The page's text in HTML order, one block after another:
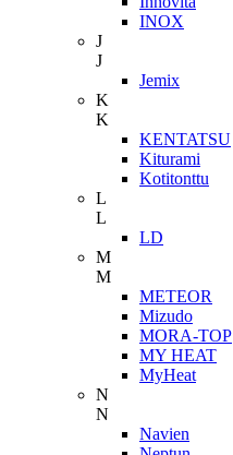
INOX
J
J
Jemix
K
K
KENTATSU
Kiturami
Kotitonttu
L
L
LD
M
M
METEOR
Mizudo
MORA-TOP
MY HEAT
MyHeat
N
N
Navien